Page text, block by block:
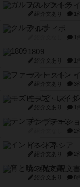
ガルフストラ
紹介文あり 1
クルティボ
1
1809
紹介文あり 1
ファースト・
紹介文あり 3
モズビ－ズ・
紹介文あり 1
テンプテーシ
2
インドネシア
紹介文あり 2
宵と暁の呪文書
紹介文あり 8